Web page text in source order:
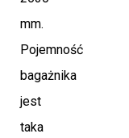
mm.
Pojemność
bagażnika
jest
taka